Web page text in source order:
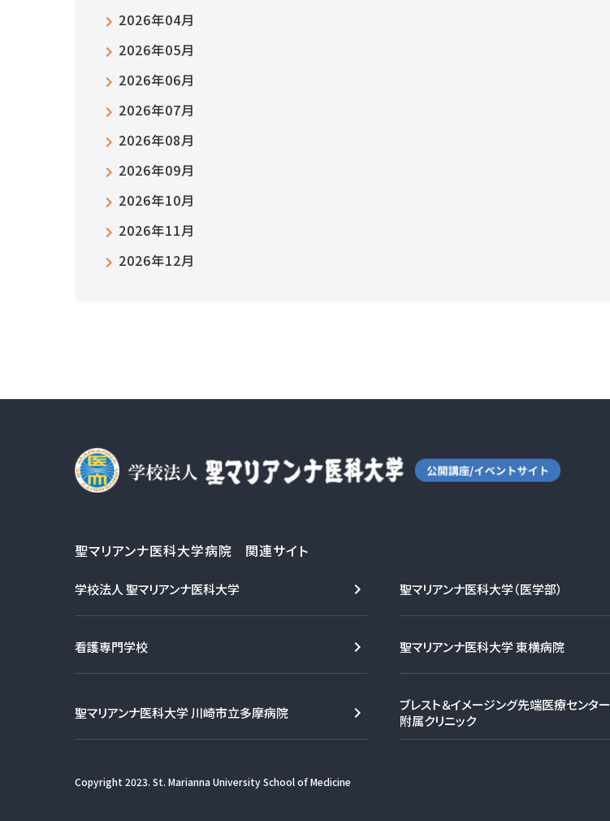
2026年04月
2026年05月
2026年06月
2026年07月
2026年08月
2026年09月
2026年10月
2026年11月
2026年12月
聖マリアンナ医科大学病院 関連サイト
学校法人 聖マリアンナ医科大学 聖マリアンナ医科大学（医学部）
看護専門学校 聖マリアンナ医科大学 東横病院
聖マリアンナ医科大学 川崎市立多摩病院
ブレスト＆イメージング先端医療センター
附属クリニック
Copyright 2023. St. Marianna University School of Medicine